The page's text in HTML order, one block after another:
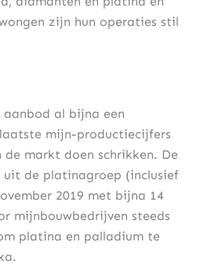
zijn hun operaties stil
al bijna een
mijn-productiecijfers
markt doen schrikken. De
uit de platinagroep (inclusief
2019 met bijna 14
mijnbouwbedrijven steeds
platina en palladium te